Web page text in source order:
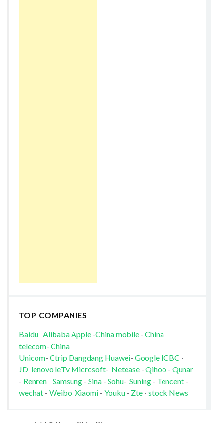
TOP COMPANIES
Baidu AlibabaApple-China mobile- China
telecom- China
Unicom- Ctrip Dangdang Huawei- Google ICBC -
JD lenovo leTv Microsoft- Netease- Qihoo - Qunar
- Renren Samsung- Sina- Sohu- Suning- Tencent-
wechat - Weibo Xiaomi- Youku - Zte- stock News